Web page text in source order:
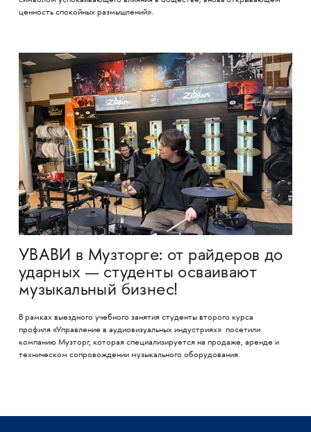
ценность спокойных размышлений».
УВАВИ в Музторге: от райдеров до
ударных — студенты осваивают
музыкальный бизнес!
В рамках выездного учебного занятия студенты второго курса
профиля «Управление в аудиовизуальных индустриях» посетили
компанию Музторг, которая специализируется на продаже, аренде и
техническом сопровождении музыкального оборудования.